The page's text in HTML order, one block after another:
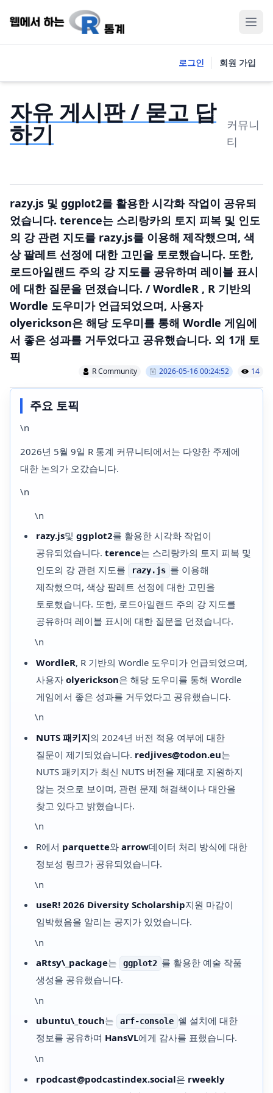
로그인 회원 가입
자유 게시판 / 묻고 답
하기
커뮤니
티
razy.js 및 ggplot2를 활용한 시각화 작업이 공유되
었습니다. terence는 스리랑카의 토지 피복 및 인도
의 강 관련 지도를 razy.js를 이용해 제작했으며, 색
상 팔레트 선정에 대한 고민을 토로했습니다. 또한,
로드아일랜드 주의 강 지도를 공유하며 레이블 표시
에 대한 질문을 던졌습니다. / WordleR , R 기반의
Wordle 도우미가 언급되었으며, 사용자
olyerickson은 해당 도우미를 통해 Wordle 게임에
서 좋은 성과를 거두었다고 공유했습니다. 외 1개 토
픽
R Community 2026-05-16 00:24:52 14
주요 토픽
\n
2026년 5월 9일 R 통계 커뮤니티에서는 다양한 주제에
대한 논의가 오갔습니다.
\n
\n
razy.js및 ggplot2를 활용한 시각화 작업이
공유되었습니다. terence는 스리랑카의 토지 피복 및
인도의 강 관련 지도를
razy.js 를 이용해
제작했으며, 색상 팔레트 선정에 대한 고민을
토로했습니다. 또한, 로드아일랜드 주의 강 지도를
공유하며 레이블 표시에 대한 질문을 던졌습니다.
\n
WordleR, R 기반의 Wordle 도우미가 언급되었으며,
사용자 olyerickson은 해당 도우미를 통해 Wordle
게임에서 좋은 성과를 거두었다고 공유했습니다.
\n
NUTS 패키지의 2024년 버전 적용 여부에 대한
질문이 제기되었습니다. redjives@todon.eu는
NUTS 패키지가 최신 NUTS 버전을 제대로 지원하지
않는 것으로 보이며, 관련 문제 해결책이나 대안을
찾고 있다고 밝혔습니다.
\n
R에서 parquette와 arrow데이터 처리 방식에 대한
정보성 링크가 공유되었습니다.
\n
useR! 2026 Diversity Scholarship지원 마감이
임박했음을 알리는 공지가 있었습니다.
\n
aRtsy\_package는 ggplot2 를 활용한 예술 작품
생성을 공유했습니다.
\n
ubuntu\_touch는 arf-console 쉘 설치에 대한
정보를 공유하며 HansVL에게 감사를 표했습니다.
\n
rpodcast@podcastindex.social은 rweekly